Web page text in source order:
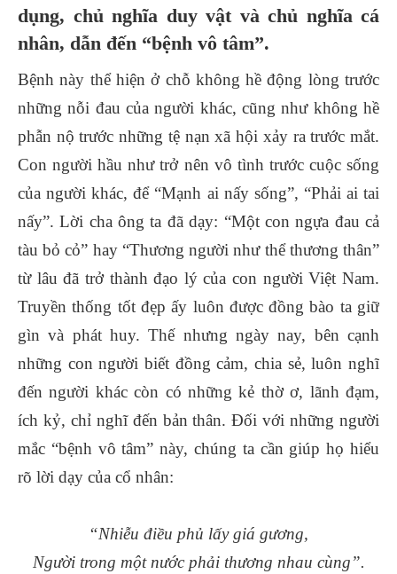
dụng, chủ nghĩa duy vật và chủ nghĩa cá
nhân, dẫn đến “bệnh vô tâm”.
Bệnh này thể hiện ở chỗ không hề động lòng trước
những nỗi đau của người khác, cũng như không hề
phẫn nộ trước những tệ nạn xã hội xảy ra trước mắt.
Con người hầu như trở nên vô tình trước cuộc sống
của người khác, để “Mạnh ai nấy sống”, “Phải ai tai
nấy”. Lời cha ông ta đã dạy: “Một con ngựa đau cả
tàu bỏ cỏ” hay “Thương người như thể thương thân”
từ lâu đã trở thành đạo lý của con người Việt Nam.
Truyền thống tốt đẹp ấy luôn được đồng bào ta giữ
gìn và phát huy. Thế nhưng ngày nay, bên cạnh
những con người biết đồng cảm, chia sẻ, luôn nghĩ
đến người khác còn có những kẻ thờ ơ, lãnh đạm,
ích kỷ, chỉ nghĩ đến bản thân. Đối với những người
mắc “bệnh vô tâm” này, chúng ta cần giúp họ hiểu
rõ lời dạy của cổ nhân:
“Nhiễu điều phủ lấy giá gương,
Người trong một nước phải thương nhau cùng”.